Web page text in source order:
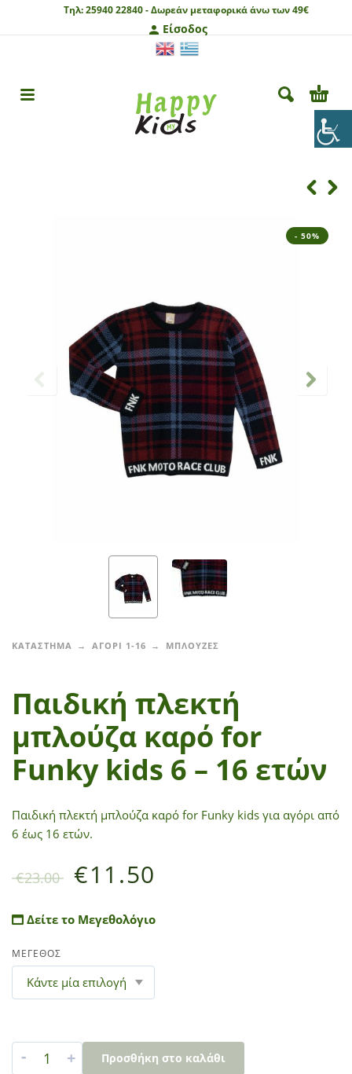
Τηλ:25940 22840 -Δωρεάν μεταφορικά άνω των 49€
Είσοδος
- 50%
ΚΑΤΑΣΤΗΜΑ ΑΓΟΡΙ 1-16 ΜΠΛΟΥΖΕΣ
Παιδική πλεκτή
μπλούζα καρό for
Funky kids 6 – 16 ετών
Παιδική πλεκτή μπλούζα καρό for Funky kids για αγόρι από
6 έως 16 ετών.
€23.00 €11.50
Δείτε το Μεγεθολόγιο
ΜΕΓΕΘΟΣ
- + Προσθήκη στο καλάθι